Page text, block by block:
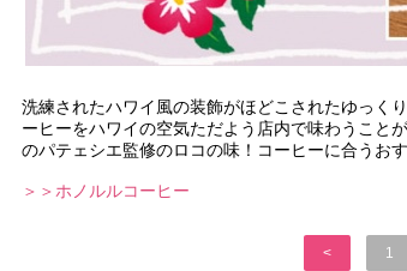
洗練されたハワイ風の装飾がほどこされたゆっく
ーヒーをハワイの空気ただよう店内で味わうこと
のパテェシエ監修のロコの味！コーヒーに合うお
＞＞ホノルルコーヒー
< 1